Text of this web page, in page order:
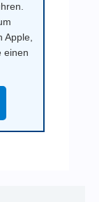
Apple,
einen